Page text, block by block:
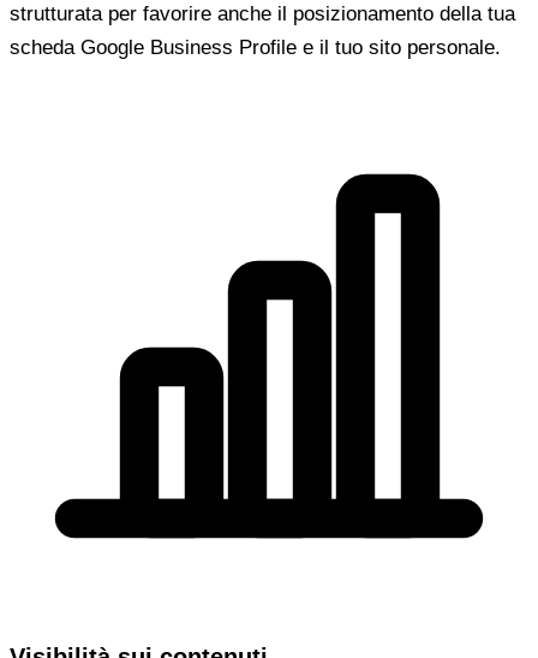
strutturata per favorire anche il posizionamento della tua
scheda Google Business Profile e il tuo sito personale.